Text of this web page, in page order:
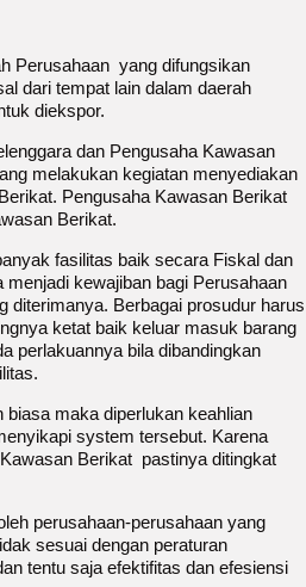
Perusahaan yang difungsikan
dari tempat lain dalam daerah
diekspor.
dan Pengusaha Kawasan
melakukan kegiatan menyediakan
Pengusaha Kawasan Berikat
Berikat.
fasilitas baik secara Fiskal dan
kewajiban bagi Perusahaan
diterimanya. Berbagai prosudur harus
ketat baik keluar masuk barang
perlakuannya bila dibandingkan
maka diperlukan keahlian
system tersebut. Karena
Berikat pastinya ditingkat
perusahaan-perusahaan yang
sesuai dengan peraturan
tentu saja efektifitas dan efesiensi